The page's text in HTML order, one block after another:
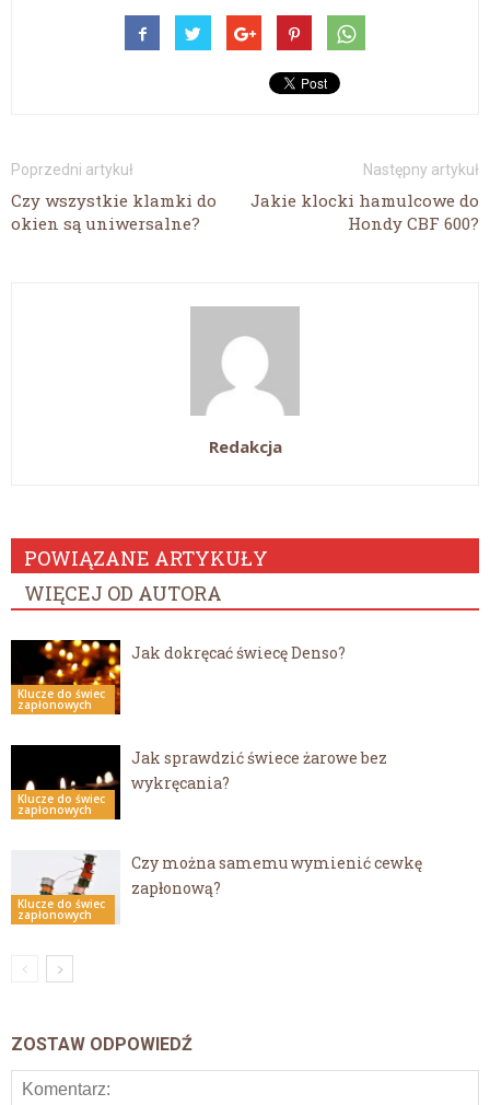
Poprzedni artykuł
Czy wszystkie klamki do
okien są uniwersalne?
Następny artykuł
Jakie klocki hamulcowe do
Hondy CBF 600?
Redakcja
POWIĄZANE ARTYKUŁY
WIĘCEJ OD AUTORA
Klucze do świec
zapłonowych
Jak dokręcać świecę Denso?
Klucze do świec
zapłonowych
Jak sprawdzić świece żarowe bez
wykręcania?
Klucze do świec
zapłonowych
Czy można samemu wymienić cewkę
zapłonową?
ZOSTAW ODPOWIEDŹ